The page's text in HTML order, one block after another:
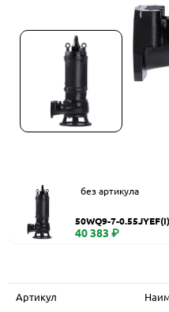
без артикула
50WQ9-7-
WQ
40 383 ₽
Артикул